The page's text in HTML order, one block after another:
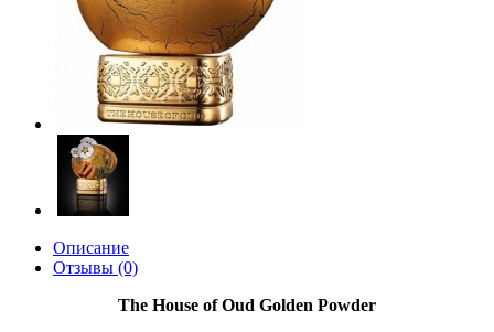
Описание
Отзывы (0)
The House of Oud Golden Powder